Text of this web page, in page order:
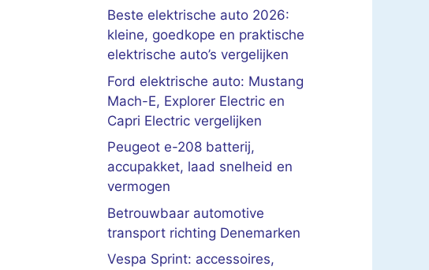
Beste elektrische auto 2026:
kleine, goedkope en praktische
elektrische auto’s vergelijken
Ford elektrische auto: Mustang
Mach-E, Explorer Electric en
Capri Electric vergelijken
Peugeot e-208 batterij,
accupakket, laad snelheid en
vermogen
Betrouwbaar automotive
transport richting Denemarken
Vespa Sprint: accessoires,